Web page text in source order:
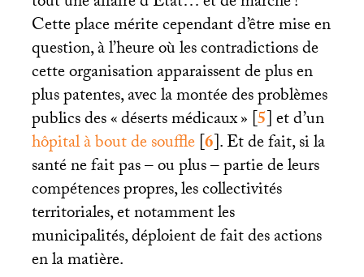
Cette place mérite cependant d’être mise en
question, à l’heure où les contradictions de
cette organisation apparaissent de plus en
plus patentes, avec la montée des problèmes
publics des «déserts médicaux»[5]et d’un
hôpital à bout de souffle[6]. Et de fait, si la
santé ne fait pas – ou plus ‒ partie de leurs
compétences propres, les collectivités
territoriales, et notamment les
municipalités, déploient de fait des actions
en la matière.